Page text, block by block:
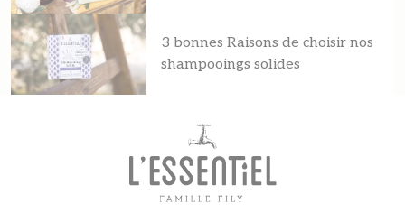
3 bonnes Raisons de choisir nos
shampooings solides